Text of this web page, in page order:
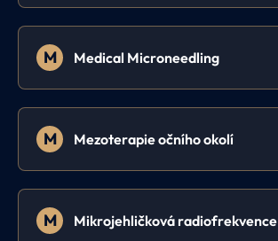
M Medical Microneedling
M Mezoterapie očního okolí
M Mikrojehličková radiofrekvence